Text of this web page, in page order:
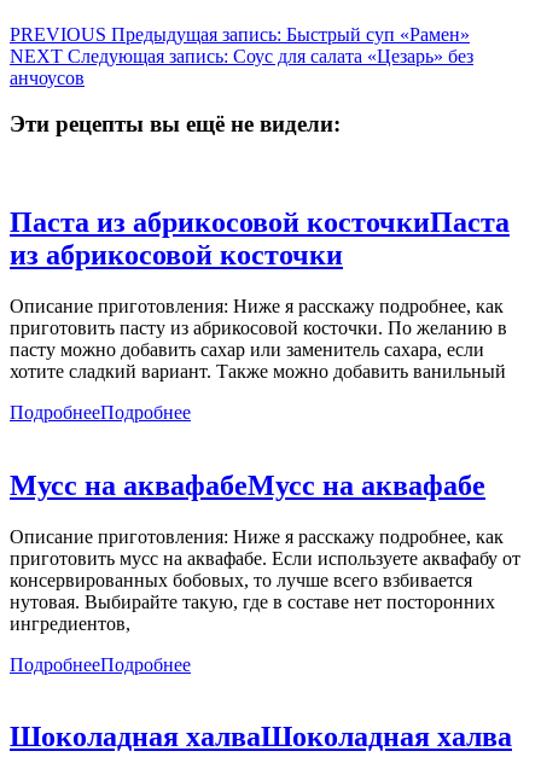
PREVIOUS Предыдущая запись: Быстрый суп «Рамен»
NEXT Следующая запись: Соус для салата «Цезарь» без
анчоусов
Эти рецепты вы ещё не видели:
Паста из абрикосовой косточкиПаста
из абрикосовой косточки
Описание приготовления: Ниже я расскажу подробнее, как
приготовить пасту из абрикосовой косточки. По желанию в
пасту можно добавить сахар или заменитель сахара, если
хотите сладкий вариант. Также можно добавить ванильный
ПодробнееПодробнее
Мусс на аквафабеМусс на аквафабе
Описание приготовления: Ниже я расскажу подробнее, как
приготовить мусс на аквафабе. Если используете аквафабу от
консервированных бобовых, то лучше всего взбивается
нутовая. Выбирайте такую, где в составе нет посторонних
ингредиентов,
ПодробнееПодробнее
Шоколадная халваШоколадная халва